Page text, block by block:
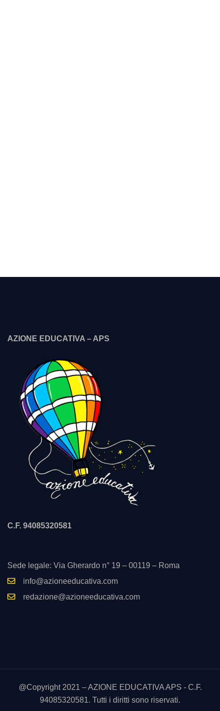
AZIONE EDUCATIVA – APS
C.F. 94085320581
Sede legale: Via Gherardo n° 19 – 00119 – Roma
info@azioneeducativa.com
redazione@azioneeducativa.com
@Copyright 2021 – AZIONE EDUCATIVA APS - C.F.
94085320581. Tutti i diritti sono riservati.